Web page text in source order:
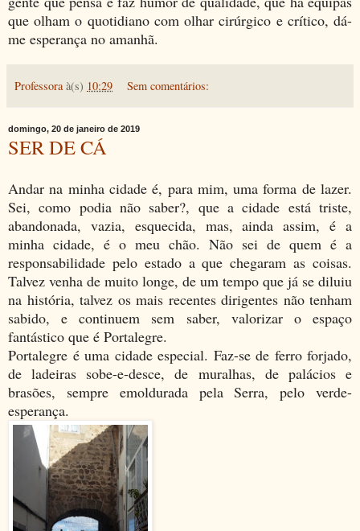
que olham o quotidiano com olhar cirúrgico e crítico, dá-
me esperança no amanhã.
Professora à(s) 10:29 Sem comentários:
domingo, 20 de janeiro de 2019
SER DE CÁ
Andar na minha cidade é, para mim, uma forma de lazer.
Sei, como podia não saber?, que a cidade está triste,
abandonada, vazia, esquecida, mas, ainda assim, é a
minha cidade, é o meu chão. Não sei de quem é a
responsabilidade pelo estado a que chegaram as coisas.
Talvez venha de muito longe, de um tempo que já se diluiu
na história, talvez os mais recentes dirigentes não tenham
sabido, e continuem sem saber, valorizar o espaço
fantástico que é Portalegre.
Portalegre é uma cidade especial. Faz-se de ferro forjado,
de ladeiras sobe-e-desce, de muralhas, de palácios e
brasões, sempre emoldurada pela Serra, pelo verde-
esperança.